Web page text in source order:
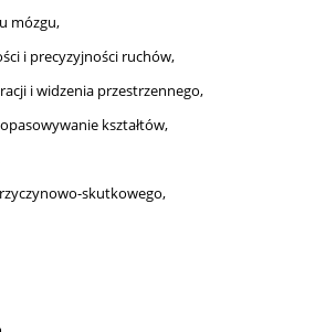
mózgu,
i precyzyjności ruchów,
i widzenia przestrzennego,
kształtów,
skutkowego,